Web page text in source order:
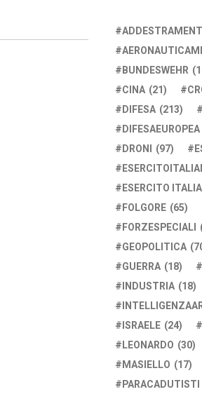
BUNDESWEHR
CINA (21)
DIFESA (213)
DIFESAEUROPEA
DRONI (97)
ESERCITO
FOLGORE (65)
FORZESPECIALI
GEOPOLITICA
GUERRA (18)
INDUSTRIA (18)
ISRAELE (24)
LEONARDO (30)
MASIELLO (17)
PARACADUTISTI